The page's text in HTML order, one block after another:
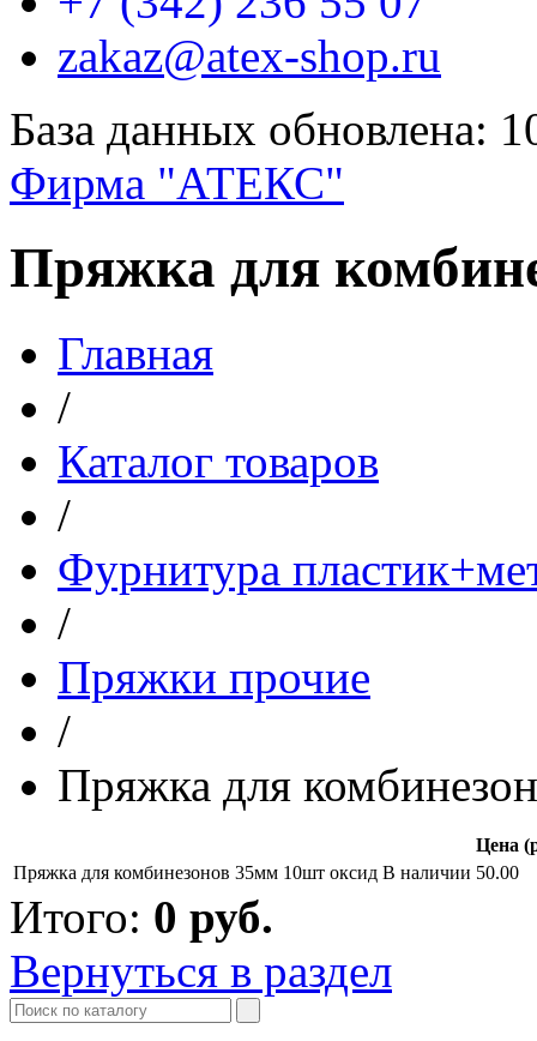
zakaz@atex-shop.ru
База данных обновлена:
Фирма "АТЕКС"
Пряжка для
Главная
/
Каталог товаров
/
Фурнитура
/
Пряжки прочие
/
Пряжка для
Цена
Пряжка для комбинезонов 35мм 10шт оксид В наличии 50.00
Итого: 0 руб.
Вернуться в раздел